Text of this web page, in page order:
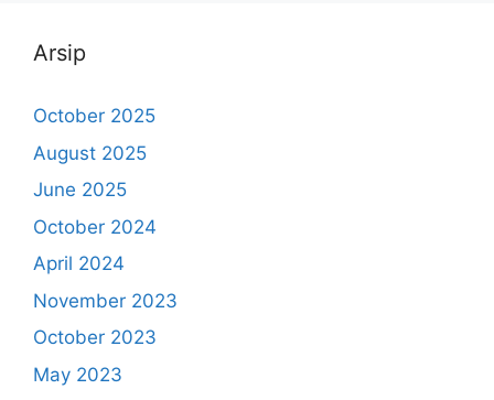
Arsip
October 2025
August 2025
June 2025
October 2024
April 2024
November 2023
October 2023
May 2023